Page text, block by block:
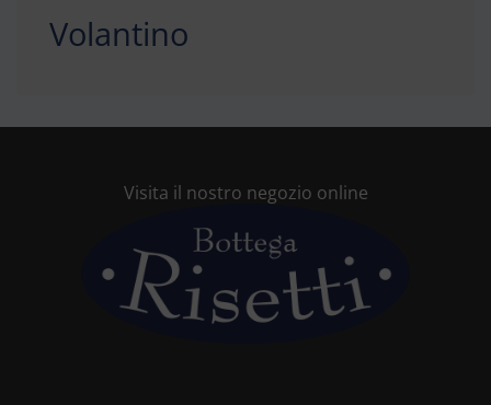
Volantino
Visita il nostro negozio online